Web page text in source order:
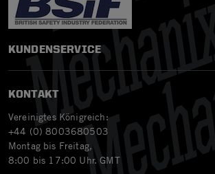
KUNDENSERVICE
KONTAKT
Vereinigtes Königreich:
+44 (0) 8003680503
Montag bis Freitag,
8:00 bis 17:00 Uhr. GMT